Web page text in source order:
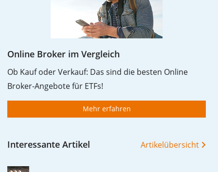
Online Broker im Vergleich
Ob Kauf oder Verkauf: Das sind die besten Online
Broker-Angebote für ETFs!
Mehr erfahren
Interessante Artikel Artikelübersicht